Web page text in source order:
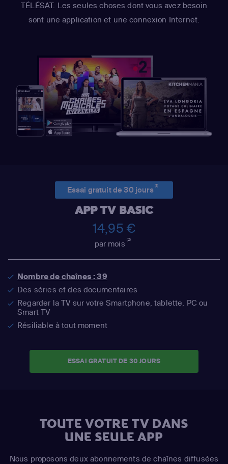
TÉLÉSAT. Les seules choses dont vous avez besoin
sont une application et une connexion Internet.
Essai gratuit de 30 jours(1)
APP TV BASIC
14,95 €
par mois(2)
Nombre de chaînes : 39
Des séries et des documentaires
Regarder la TV sur votre Smartphone, tablette, PC ou
Smart TV
Résiliable à tout moment
ESSAI GRATUIT DE 30 JOURS
TOUTE VOTRE TV DANS
UNE SEULE APP
Nous proposons deux abonnements de chaînes diffusées